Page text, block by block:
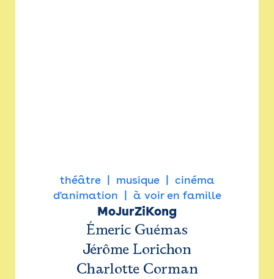
théâtre musique
cinéma
d'animation
à voir en famille
MoJurZiKong
Émeric Guémas
Jérôme Lorichon
Charlotte Corman